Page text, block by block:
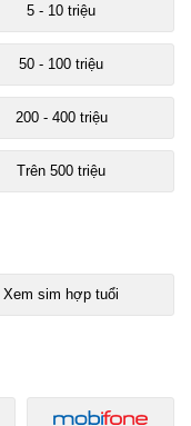
5 - 10 triệu
50 - 100 triệu
200 - 400 triệu
Trên 500 triệu
Xem sim hợp tuổi